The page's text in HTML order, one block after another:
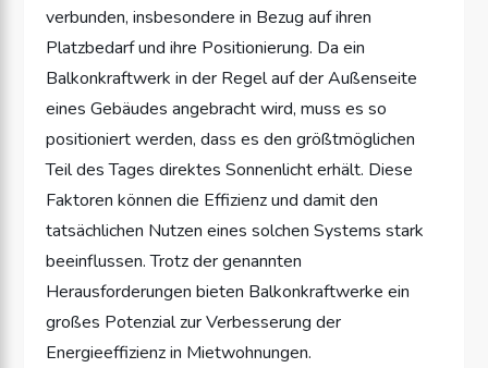
verbunden, insbesondere in Bezug auf ihren
Platzbedarf und ihre Positionierung. Da ein
Balkonkraftwerk in der Regel auf der Außenseite
eines Gebäudes angebracht wird, muss es so
positioniert werden, dass es den größtmöglichen
Teil des Tages direktes Sonnenlicht erhält. Diese
Faktoren können die Effizienz und damit den
tatsächlichen Nutzen eines solchen Systems stark
beeinflussen. Trotz der genannten
Herausforderungen bieten Balkonkraftwerke ein
großes Potenzial zur Verbesserung der
Energieeffizienz in Mietwohnungen.